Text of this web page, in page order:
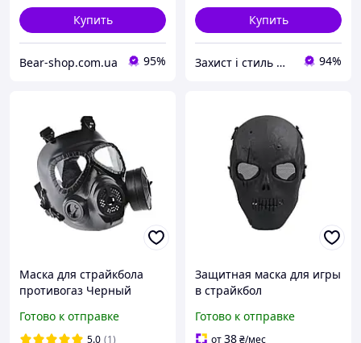
Купить
Bear-shop.com.ua 95%
Купить
Захист і стиль — в одному магазині 94%
Маска для страйкбола
противогаз Черный
Готово к отправке
5.0 (1)
Защитная маска для игры
в страйкбол
Готово к отправке
от38₴/мес